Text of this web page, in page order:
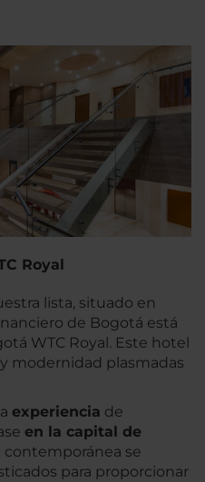
Royal
lista, situado en
de Bogotá está
WTC Royal. Este hotel
modernidad plasmadas
experiencia de
en la capital de
contemporánea se
para proporcionar